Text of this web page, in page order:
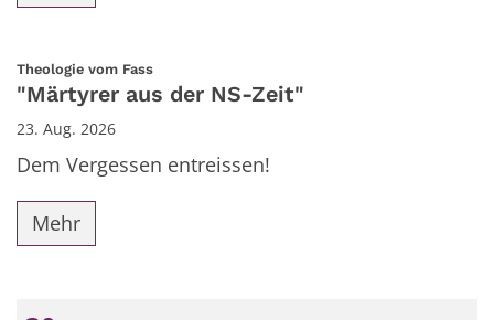
Theologie vom Fass:
"Märtyrer aus der NS-Zeit"
23. Aug. 2026
Dem Vergessen entreissen!
Mehr